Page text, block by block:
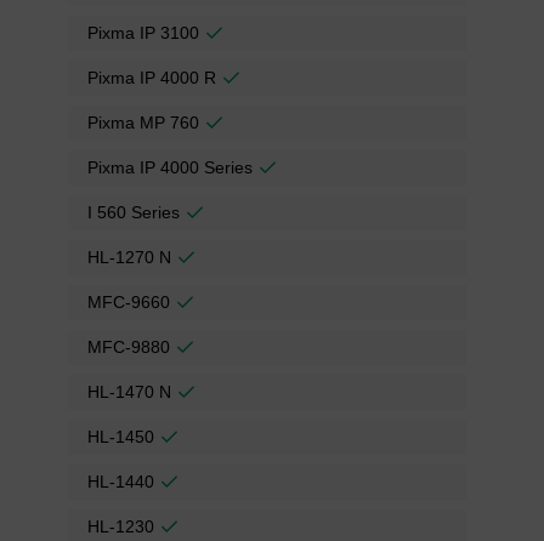
Pixma IP 3100
Pixma IP 4000 R
Pixma MP 760
Pixma IP 4000 Series
I 560 Series
HL-1270 N
MFC-9660
MFC-9880
HL-1470 N
HL-1450
HL-1440
HL-1230